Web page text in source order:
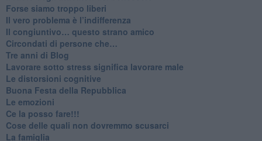
​Forse siamo troppo liberi
​Il vero problema è l’indifferenza
​Il congiuntivo… questo strano amico
​Circondati di persone che…
​Tre anni di Blog
​Lavorare sotto stress significa lavorare male
​Le distorsioni cognitive
​Buona Festa della Repubblica
Le emozioni
​Ce la posso fare!!!
​Cose delle quali non dovremmo scusarci
​La famiglia